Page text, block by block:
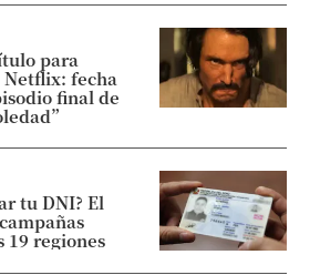
para
fecha
final de
tu DNI? El
19 regiones